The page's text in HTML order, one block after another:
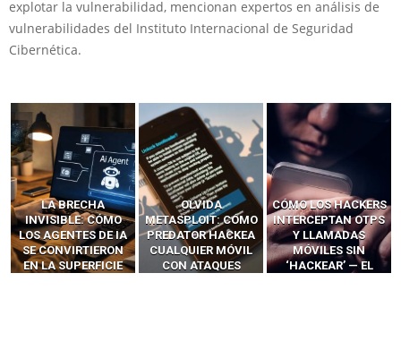
explotar la vulnerabilidad, mencionan expertos en análisis de
vulnerabilidades del Instituto Internacional de Seguridad
Cibernética.
LA BRECHA
INVISIBLE: CÓMO
LOS AGENTES DE IA
SE CONVIRTIERON
EN LA SUPERFICIE
OLVIDA
METASPLOIT: CÓMO
PREDATOR HACKEA
CUALQUIER MÓVIL
CON ATAQUES
CÓMO LOS HACKERS
INTERCEPTAN OTPS
Y LLAMADAS
MÓVILES SIN
‘HACKEAR’ — EL